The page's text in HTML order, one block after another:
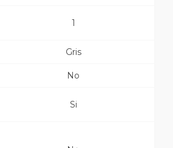
1
Gris
No
Si